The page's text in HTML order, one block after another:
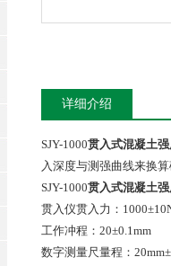
详细介绍
SJY-1000贯入式混凝土
入深度与测强曲线来换
SJY-1000贯入式混凝土
贯入仪贯入力：
工作冲程：20±0.1mm
数字测量尺量程：